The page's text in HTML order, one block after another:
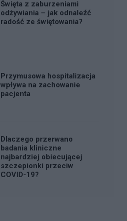
Święta z zaburzeniami
odżywiania – jak odnaleźć
radość ze świętowania?
Przymusowa hospitalizacja
wpływa na zachowanie
pacjenta
Dlaczego przerwano
badania kliniczne
najbardziej obiecującej
szczepionki przeciw
COVID-19?